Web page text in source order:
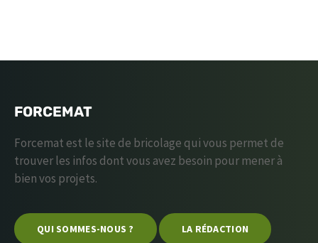
FORCEMAT
Forcemat est le site de bricolage qui vous permet de
trouver les infos dont vous avez besoin pour mener à
bien vos projets.
QUI SOMMES-NOUS ? LA RÉDACTION